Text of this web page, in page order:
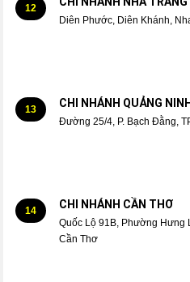
12
Diên Phước, Diên Khánh,
13 CHI NHÁNH QUẢNG NINH
Đường 25/4, P. Bạch Đằng,
14 CHI NHÁNH CẦN THƠ
Quốc Lộ 91B, Phường Hưng
Cần Thơ